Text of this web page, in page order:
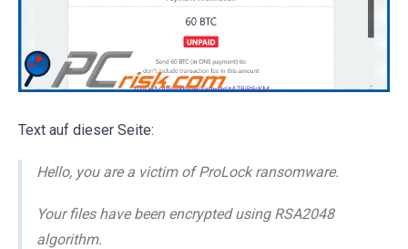
Text auf dieser Seite:
Hello, you are a victim of ProLock ransomware.
Your files have been encrypted using RSA2048
algorithm.